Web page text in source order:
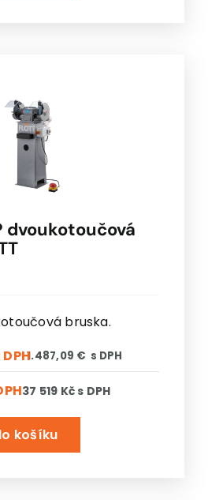
dvoukotoučová
bruska.
1.487,09 €
37 519 Kčs DPH
košíku